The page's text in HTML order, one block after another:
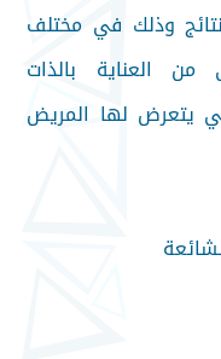
وذلك في مختلف
من العناية بالذات
يتعرض لها المريض